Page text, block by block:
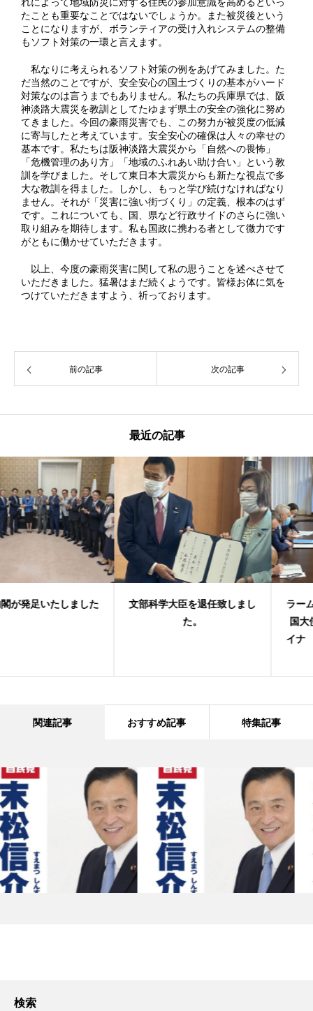
たことも重要なことではないでしょうか。また被災後という
ことになりますが、ボランティアの受け入れシステムの整備
もソフト対策の一環と言えます。
私なりに考えられるソフト対策の例をあげてみました。た
だ当然のことですが、安全安心の国土づくりの基本がハード
対策なのは言うまでもありません。私たちの兵庫県では、阪
神淡路大震災を教訓としてたゆまず県土の安全の強化に努め
てきました。今回の豪雨災害でも、この努力が被災度の低減
に寄与したと考えています。安全安心の確保は人々の幸せの
基本です。私たちは阪神淡路大震災から「自然への畏怖」
「危機管理のあり方」「地域のふれあい助け合い」という教
訓を学びました。そして東日本大震災からも新たな視点で多
大な教訓を得ました。しかし、もっと学び続けなければなり
ません。それが「災害に強い街づくり」の定義、根本のはず
です。これについても、国、県など行政サイドのさらに強い
取り組みを期待します。私も国政に携わる者として微力です
がともに働かせていただきます。
以上、今度の豪雨災害に関して私の思うことを述べさせて
いただきました。猛暑はまだ続くようです。皆様お体に気を
つけていただきますよう、祈っております。
前の記事 次の記事
最近の記事
文部科学大臣を退任致しまし
ラーム・エマニュエル駐日米
国大使大臣室 訪問・ウクラ
イナ ゼレンスキー大統領に
関連記事 おすすめ記事 特集記事
検索